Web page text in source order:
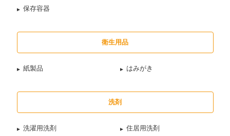
保存容器
衛生用品
紙製品 はみがき
洗剤
洗濯用洗剤
住居用洗剤